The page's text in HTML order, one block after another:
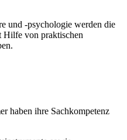
und -psychologie werden die
Hilfe von praktischen
haben ihre Sachkompetenz